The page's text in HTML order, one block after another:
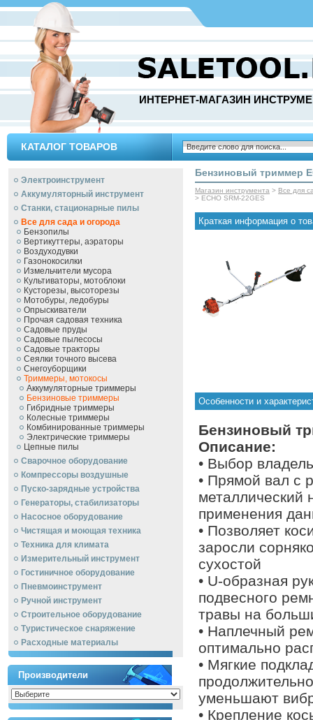
ИНТЕРНЕТ-МАГАЗИН
КАТАЛОГ ТОВАРОВ
Электроинструмент
Аккумуляторный инструмент
Станки, стационарные пилы
Все для сада и огорода
Бензопилы
Вертикуттеры, аэраторы
Воздуходувки
Газонокосилки
Измельчители мусора
Культиваторы, мотоблоки
Кусторезы, высоторезы
Мотобуры, ледобуры
Опрыскиватели
Прочая садовая техника
Садовые пруды
Садовые пылесосы
Садовые тракторы
Сеялки точного высева
Снегоуборщики
Триммеры, мотокосы
Аккумуляторные триммеры
Бензиновые триммеры
Гибридные триммеры
Колесные триммеры
Комбинированные триммеры
Электрические триммеры
Цепные пилы
Сварочное оборудование
Компрессоры воздушные
Пуско-зарядные устройства
Генераторы, стабилизаторы
Насосное оборудование
Чистящая и моющая техника
Техника для климата
Измерительный инструмент
Гостиничное оборудование
Пневмоинструмент
Ручной инcтрумент
Строительное оборудование
Туристическое снаряжение
Расходные материалы
Производители
Бензиновый триммер
Магазин инструмента > Все для
> ECHO SRM-22GES
Краткая информация о
Особенности и
Бензиновый
Описание:
• Выбор
• Прямой вал с
металлический
применения
• Позволяет
заросли
сухостой
• U-образная
подвесного
травы на
• Наплечный
оптимально
• Мягкие
уменьшают
• Крепление